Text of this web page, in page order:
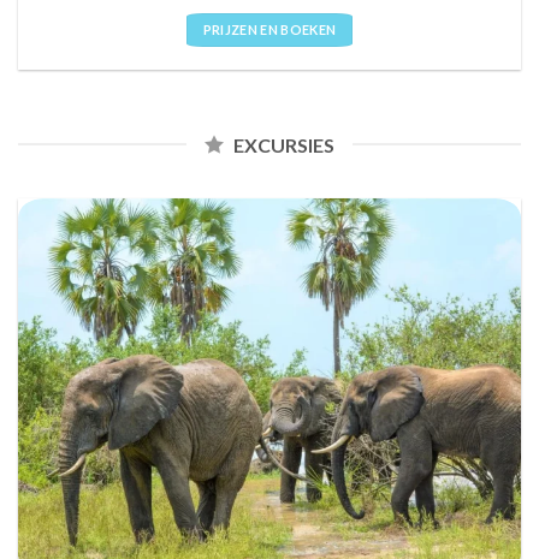
PRIJZEN EN BOEKEN
EXCURSIES